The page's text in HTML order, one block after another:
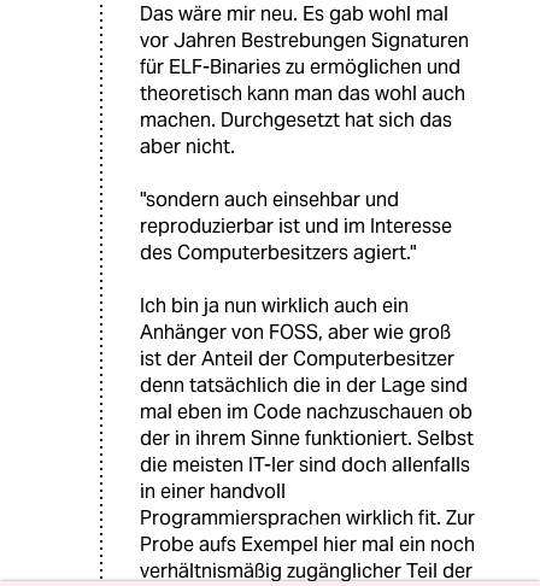
Das wäre mir neu. Es gab wohl mal
vor Jahren Bestrebungen Signaturen
für ELF-Binaries zu ermöglichen und
theoretisch kann man das wohl auch
machen. Durchgesetzt hat sich das
aber nicht.
"sondern auch einsehbar und
reproduzierbar ist und im Interesse
des Computerbesitzers agiert."
Ich bin ja nun wirklich auch ein
Anhänger von FOSS, aber wie groß
ist der Anteil der Computerbesitzer
denn tatsächlich die in der Lage sind
mal eben im Code nachzuschauen ob
der in ihrem Sinne funktioniert. Selbst
die meisten IT-ler sind doch allenfalls
in einer handvoll
Programmiersprachen wirklich fit. Zur
Probe aufs Exempel hier mal ein noch
verhältnismäßig zugänglicher Teil der